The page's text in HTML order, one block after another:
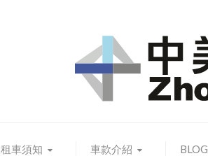
租車須知 車款介紹 BLOG